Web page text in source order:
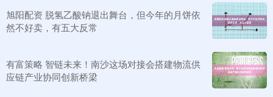
旭阳配资 脱氢乙酸钠退出舞台，但今年的月饼依
然不好卖，有五大反常
有富策略 智链未来！南沙这场对接会搭建物流供
应链产业协同创新桥梁